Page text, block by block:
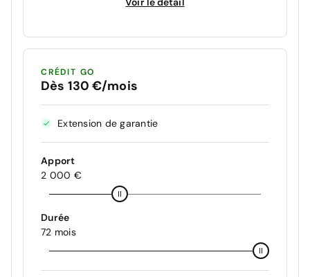
CRÉDIT GO
Dès 130 €/mois
Extension de garantie
Apport
2 000 €
Durée
72 mois